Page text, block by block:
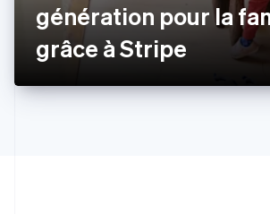
génération pour la
grâce à Stripe
English
Inde
English
English